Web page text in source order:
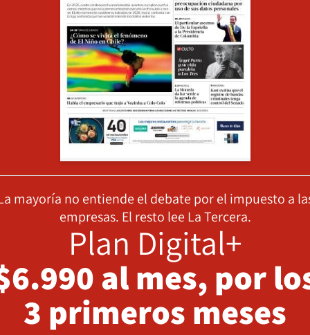
mayoría no entiende el debate por el impuesto a
empresas. El resto lee La Tercera.
Plan Digital+
al mes, por
3 primeros meses